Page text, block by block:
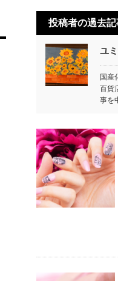
投稿者の過去記
ユミ
国産
百貨
事を